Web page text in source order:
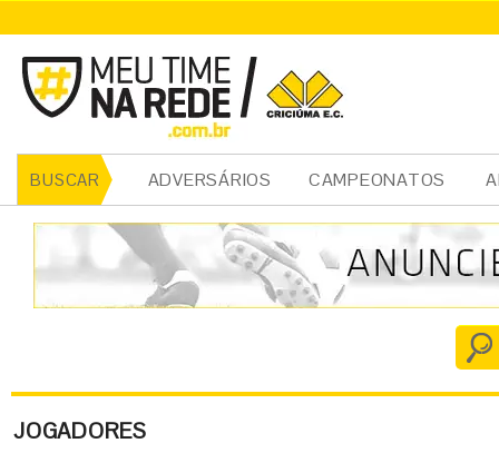
BUSCAR ADVERSÁRIOS CAMPEONATOS
JOGADORES